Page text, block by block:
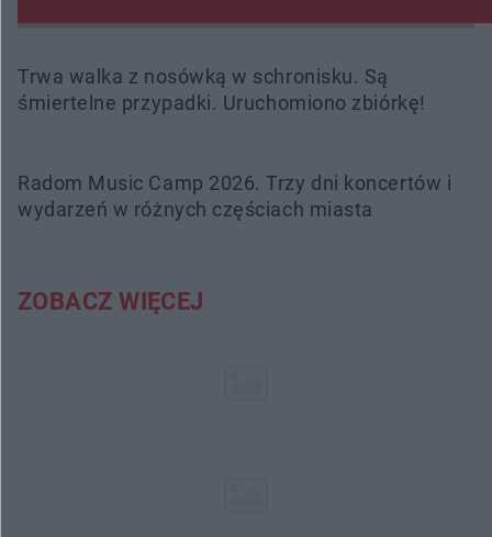
Trwa walka z nosówką w schronisku. Są
śmiertelne przypadki. Uruchomiono zbiórkę!
Radom Music Camp 2026. Trzy dni koncertów i
wydarzeń w różnych częściach miasta
ZOBACZ WIĘCEJ